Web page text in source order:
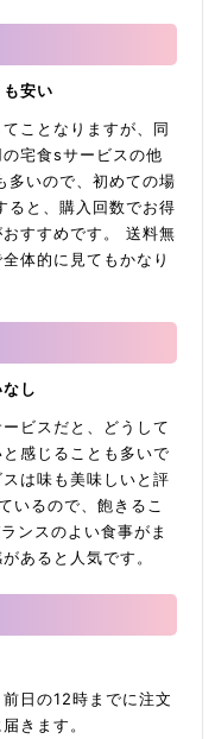
安い
ことなりますが、同
宅食sサービスの他
多いので、初めての場
ると、購入回数でお得
すすめです。 送料無
体的に見てもかなり
し
ビスだと、どうして
感じることも多いで
は味も美味しいと評
いるので、飽きるこ
ンスのよい食事がま
あると人気です。
日の12時までに注文
きます。